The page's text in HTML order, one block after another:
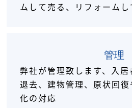
ムして売る、リフォームし
管理
弊社が管理致します、入居
退去、建物管理、原状回
化の対応